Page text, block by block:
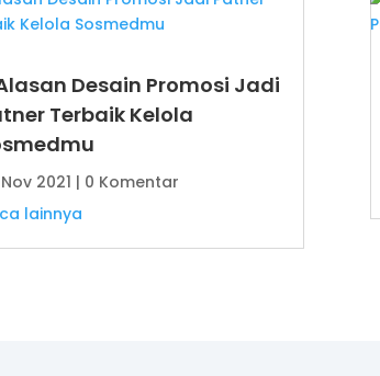
Desain Promosi Jadi
Terbaik Kelola
2021 | 0 Komentar
lainnya